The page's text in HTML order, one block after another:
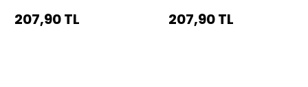
207,90 TL 207,90 TL